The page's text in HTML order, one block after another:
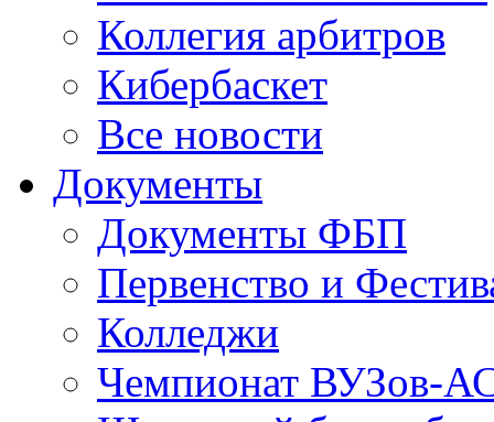
Коллегия арбитров
Кибербаскет
Все новости
Документы
Документы ФБП
Первенство и
Колледжи
Чемпионат ВУЗов-